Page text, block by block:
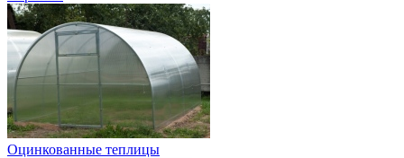
Оцинкованные теплицы